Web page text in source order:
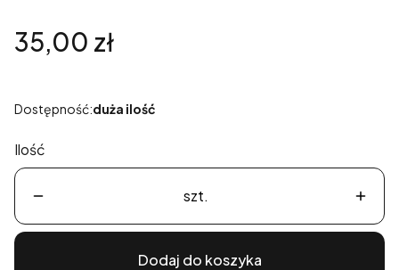
Cena
35,00 zł
Dostępność:duża ilość
Ilość
szt.
Dodaj do koszyka